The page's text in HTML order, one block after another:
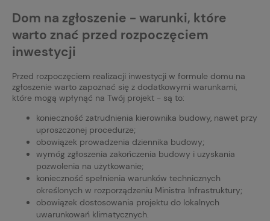
Dom na zgłoszenie - warunki, które
warto znać przed rozpoczęciem
inwestycji
Przed rozpoczęciem realizacji inwestycji w formule domu na
zgłoszenie warto zapoznać się z dodatkowymi warunkami,
które mogą wpłynąć na Twój projekt - są to:
konieczność zatrudnienia kierownika budowy, nawet przy
uproszczonej procedurze;
obowiązek prowadzenia dziennika budowy;
wymóg zgłoszenia zakończenia budowy i uzyskania
pozwolenia na użytkowanie;
konieczność spełnienia warunków technicznych
określonych w rozporządzeniu Ministra Infrastruktury;
obowiązek dostosowania projektu do lokalnych
uwarunkowań klimatycznych.